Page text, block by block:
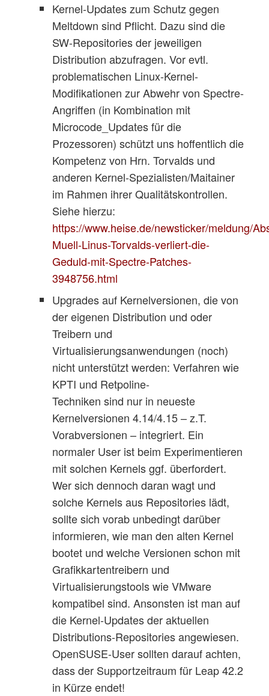
Kernel-Updates zum Schutz gegen
Meltdown sind Pflicht. Dazu sind die
SW-Repositories der jeweiligen
Distribution abzufragen. Vor evtl.
problematischen Linux-Kernel-
Modifikationen zur Abwehr von Spectre-
Angriffen (in Kombination mit
Microcode_Updates für die
Prozessoren) schützt uns hoffentlich die
Kompetenz von Hrn. Torvalds und
anderen Kernel-Spezialisten/Maitainer
im Rahmen ihrer Qualitätskontrollen.
Siehe hierzu:
https://www.heise.de/newsticker/meldung/
Muell-Linus-Torvalds-verliert-die-
Geduld-mit-Spectre-Patches-
3948756.html
Upgrades auf Kernelversionen, die von
der eigenen Distribution und oder
Treibern und
Virtualisierungsanwendungen (noch)
nicht unterstützt werden: Verfahren wie
KPTI und Retpoline-
Techniken sind nur in neueste
Kernelversionen 4.14/4.15 – z.T.
Vorabversionen – integriert. Ein
normaler User ist beim Experimentieren
mit solchen Kernels ggf. überfordert.
Wer sich dennoch daran wagt und
solche Kernels aus Repositories lädt,
sollte sich vorab unbedingt darüber
informieren, wie man den alten Kernel
bootet und welche Versionen schon mit
Grafikkartentreibern und
Virtualisierungstools wie VMware
kompatibel sind. Ansonsten ist man auf
die Kernel-Updates der aktuellen
Distributions-Repositories angewiesen.
OpenSUSE-User sollten darauf achten,
dass der Supportzeitraum für Leap 42.2
in Kürze endet!